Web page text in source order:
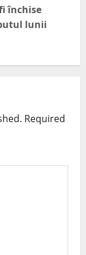
închise
lunii
Required